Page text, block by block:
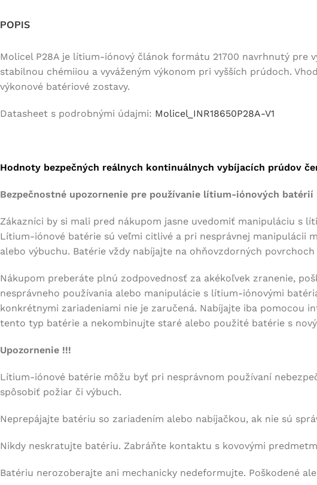
POPIS
Molicel P28A je lítium-iónový článok formátu 21700 navrhnutý pre
stabilnou chémiiou a vyváženým výkonom pri vyšších prúdoch.
výkonové batériové zostavy.
Datasheet s podrobnými údajmi: Molicel_INR18650P28A-V1
Hodnoty bezpečných reálnych kontinuálnych vybíjacích prúdov
Bezpečnostné upozornenie pre používanie lítium-iónových batérií
Zákazníci by si mali pred nákupom jasne uvedomiť manipuláciu s
Lítium-iónové batérie sú veľmi citlivé a pri nesprávnej manipulácii
alebo výbuchu. Batérie vždy nabíjajte na ohňovzdorných
Nákupom preberáte plnú zodpovednosť za akékoľvek zranenie,
nesprávneho používania alebo manipulácie s lítium-iónovými
konkrétnymi zariadeniami nie je zaručená. Nabíjajte iba pomocou
tento typ batérie a nekombinujte staré alebo použité batérie s
Upozornenie !!!
Lítium-iónové batérie môžu byť pri nesprávnom používaní
spôsobiť požiar či výbuch.
Neprepájajte batériu so zariadením alebo nabíjačkou, ak nie sú
Nikdy neskratujte batériu. Zabráňte kontaktu s kovovými
Batériu nerozoberajte ani mechanicky nedeformujte. Poškodené